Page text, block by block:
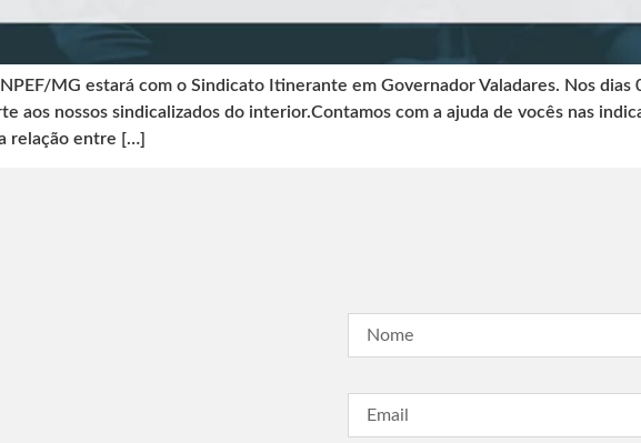
MG estará com o Sindicato Itinerante em Governador Valadares. Nos
aos nossos sindicalizados do interior.Contamos com a ajuda de vocês nas
relação entre […]